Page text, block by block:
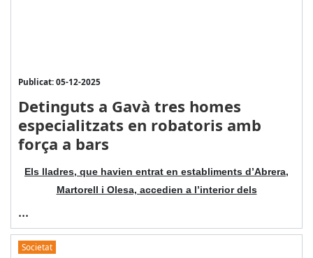
Publicat: 05-12-2025
Detinguts a Gavà tres homes
especialitzats en robatoris amb
força a bars
Els lladres, que havien entrat en establiments d’Abrera,
Martorell i Olesa, accedien a l’interior dels
...
Societat